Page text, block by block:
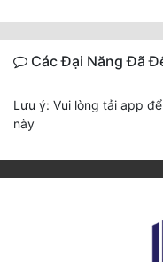
Các Đại Năng Đã
Lưu ý: Vui lòng tải app
này